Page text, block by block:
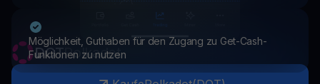
Möglichkeit, Guthaben für den Zugang zu Get-Cash-
Funktionen zu nutzen
DOTPolkadot